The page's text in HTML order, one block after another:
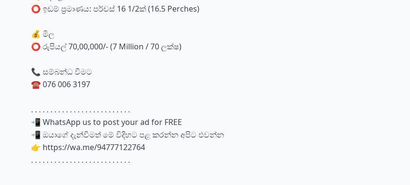
⭕ ඉඩම් ප්‍රමාණය: පර්චස් 16 1/2ක් (16.5 Perches)
💰 මිල
⭕ රුපියල් 70,00,000/- (7 Million / 70 ලක්ෂ)
📞 සම්බන්ධ වීමට
☎️ 076 006 3197
. . . . . . . . . . . . . . . . . . . . . . . . . .
📲 WhatsApp us to post your ad for FREE
📲 ඔයාගේ දැන්වීමත් මේ විදිහට පළ කරන්න අපිට එවන්න
👉 https://wa.me/94777122764
. . . . . . . . . . . . . . . . . . . . . . . . . .